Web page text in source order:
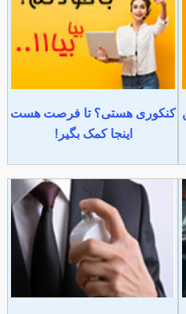
کنکوری هستی؟ تا فرصت هست
اینجا کمک بگیر!